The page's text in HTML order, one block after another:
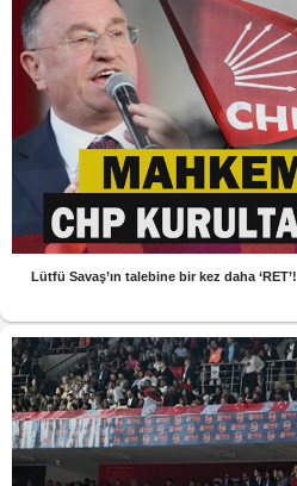
Lütfü Savaş’ın talebine bir kez daha ‘RET’!